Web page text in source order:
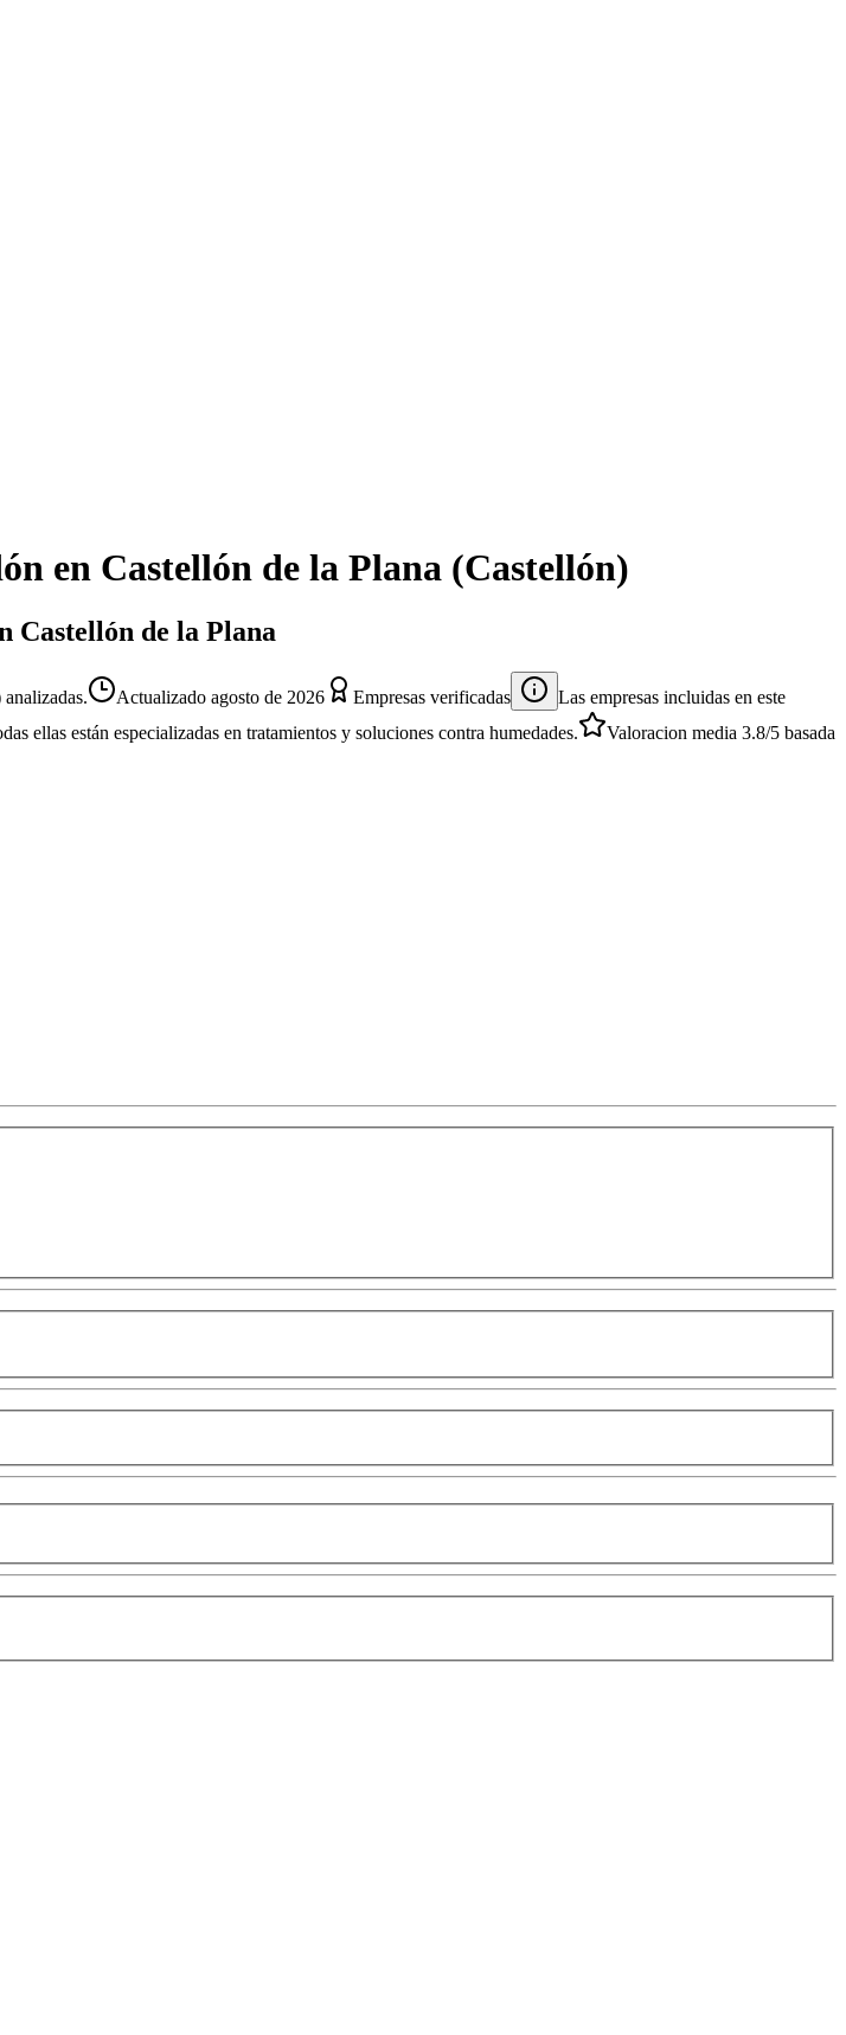
en Castellón de la Plana (Castellón)
Castellón de la Plana
Actualizado agosto de 2026 Empresas verificadas
Las empresas incluidas en este
ellas están especializadas en tratamientos y soluciones contra humedades.
Valoracion media 3.8/5 basada